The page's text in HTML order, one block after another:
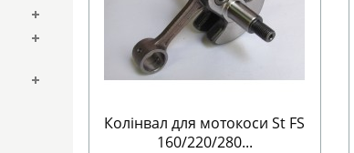
Колінвал для мотокоси St FS
160/220/280...